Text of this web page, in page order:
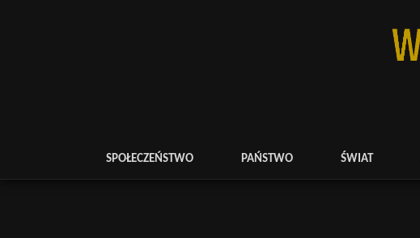
SPOŁECZEŃSTWO PAŃSTWO ŚWIAT